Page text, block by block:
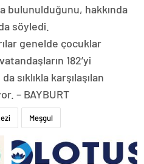
bulunulduğunu, hakkında
söyledi.
genelde çocuklar
182’yi
sıklıkla karşılaşılan
– BAYBURT
Meşgul